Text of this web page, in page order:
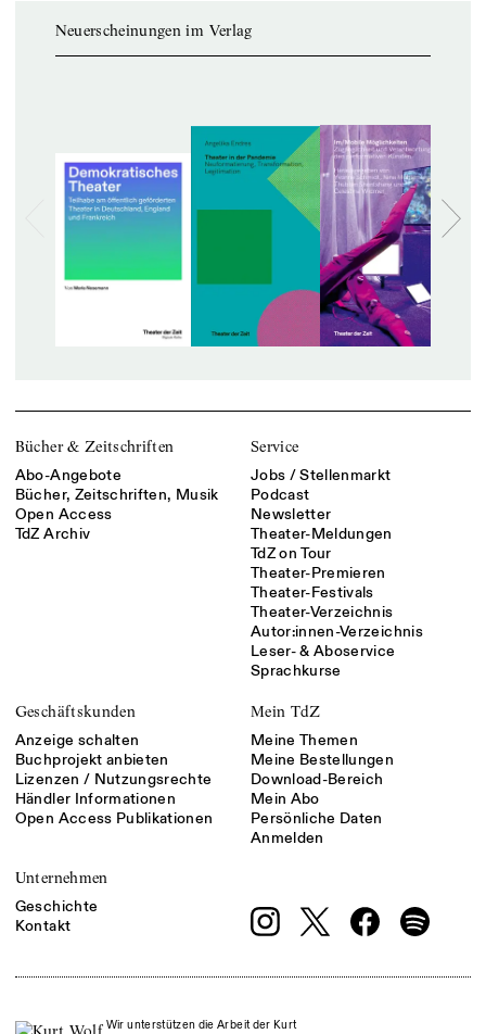
Neuerscheinungen im Verlag
Bücher & Zeitschriften
Abo-Angebote
Bücher, Zeitschriften, Musik
Open Access
TdZ Archiv
Service
Jobs / Stellenmarkt
Podcast
Newsletter
Theater-Meldungen
TdZ on Tour
Theater-Premieren
Theater-Festivals
Theater-Verzeichnis
Autor:innen-Verzeichnis
Leser- & Aboservice
Sprachkurse
Geschäftskunden
Anzeige schalten
Buchprojekt anbieten
Lizenzen / Nutzungsrechte
Händler Informationen
Open Access Publikationen
Mein TdZ
Meine Themen
Meine Bestellungen
Download-Bereich
Mein Abo
Persönliche Daten
Anmelden
Unternehmen
Geschichte
Kontakt
Wir unterstützen die Arbeit der Kurt